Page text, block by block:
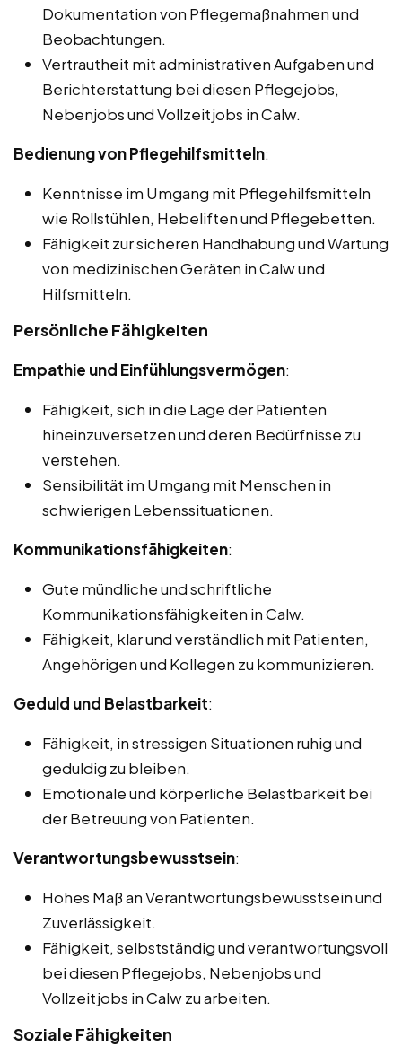
Dokumentation von Pflegemaßnahmen und
Beobachtungen.
Vertrautheit mit administrativen Aufgaben und
Berichterstattung bei diesen Pflegejobs,
Nebenjobs und Vollzeitjobs in Calw.
Bedienung von Pflegehilfsmitteln:
Kenntnisse im Umgang mit Pflegehilfsmitteln
wie Rollstühlen, Hebeliften und Pflegebetten.
Fähigkeit zur sicheren Handhabung und Wartung
von medizinischen Geräten in Calw und
Hilfsmitteln.
Persönliche Fähigkeiten
Empathie und Einfühlungsvermögen:
Fähigkeit, sich in die Lage der Patienten
hineinzuversetzen und deren Bedürfnisse zu
verstehen.
Sensibilität im Umgang mit Menschen in
schwierigen Lebenssituationen.
Kommunikationsfähigkeiten:
Gute mündliche und schriftliche
Kommunikationsfähigkeiten in Calw.
Fähigkeit, klar und verständlich mit Patienten,
Angehörigen und Kollegen zu kommunizieren.
Geduld und Belastbarkeit:
Fähigkeit, in stressigen Situationen ruhig und
geduldig zu bleiben.
Emotionale und körperliche Belastbarkeit bei
der Betreuung von Patienten.
Verantwortungsbewusstsein:
Hohes Maß an Verantwortungsbewusstsein und
Zuverlässigkeit.
Fähigkeit, selbstständig und verantwortungsvoll
bei diesen Pflegejobs, Nebenjobs und
Vollzeitjobs in Calw zu arbeiten.
Soziale Fähigkeiten